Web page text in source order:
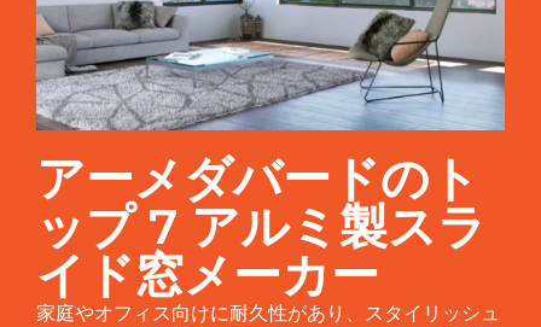
アーメダバードのト
ップ 7 アルミ製スラ
イド窓メーカー
家庭やオフィス向けに耐久性があり、スタイリッシュ